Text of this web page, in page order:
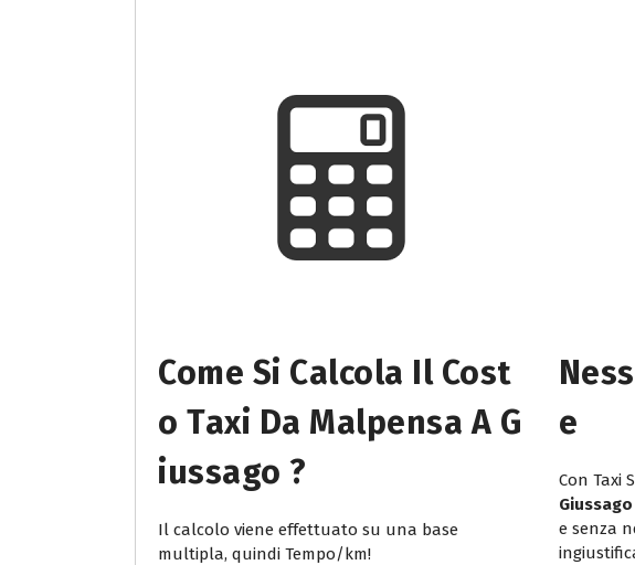
Come Si Calcola Il Cost
O Taxi Da Malpensa A G
Iussago ?
Il calcolo viene effettuato su una base
multipla, quindi Tempo/km!
E
Con Taxi
Giussago
e senza